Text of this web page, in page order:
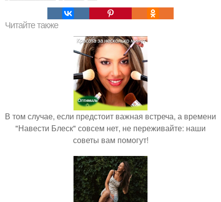
Читайте также
В том случае, если предстоит важная встреча, а времени
"Навести Блеск" совсем нет, не переживайте: наши
советы вам помогут!